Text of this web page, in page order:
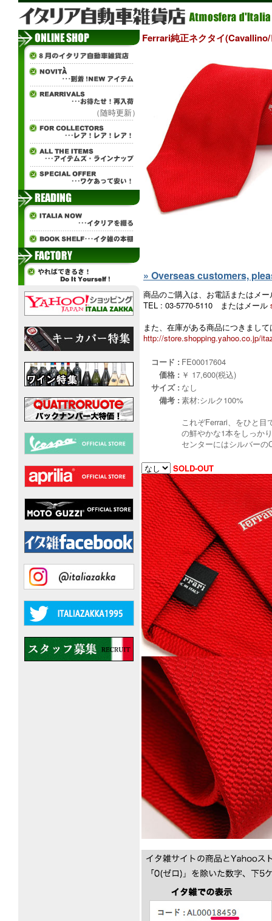
（随時更新）
Ferrari純正ネクタイ
» Overseas customers,
商品のご購入は、お電話またはメ
TEL : 03-5770-5110 またはメール
また、在庫がある商品につきまし
http://store.shopping.yahoo.co.jp/
コード : FE00017604
価格 : ￥ 17,600(税込)
サイズ : なし
備考 : 素材:シルク100%
これぞFerrari、をひと
の鮮やかな1本をしっか
センターにはシルバー
SOLD-OUT